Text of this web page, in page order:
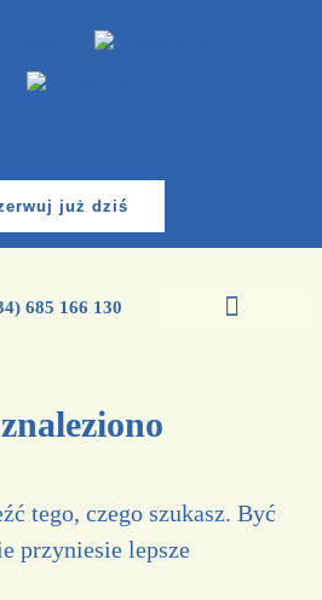
już dziś
685 166 130
tego, czego szukasz. Być
przyniesie lepsze